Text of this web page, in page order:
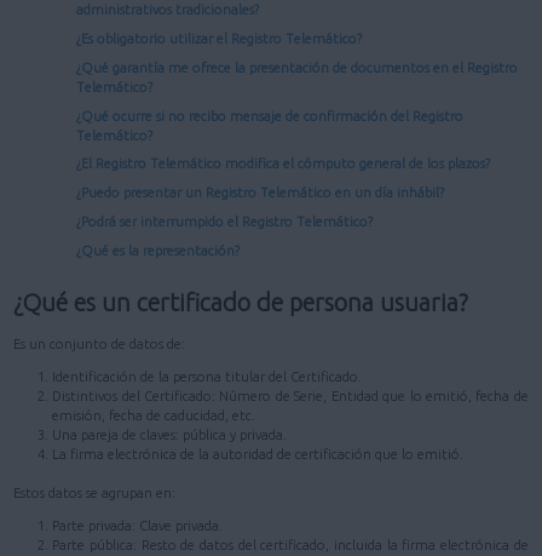
administrativos tradicionales?
¿Es obligatorio utilizar el Registro Telemático?
¿Qué garantía me ofrece la presentación de documentos en el Registro
Telemático?
¿Qué ocurre si no recibo mensaje de confirmación del Registro
Telemático?
¿El Registro Telemático modifica el cómputo general de los plazos?
¿Puedo presentar un Registro Telemático en un día inhábil?
¿Podrá ser interrumpido el Registro Telemático?
¿Qué es la representación?
¿Qué es un certificado de persona usuaria?
Es un conjunto de datos de:
Identificación de la persona titular del Certificado.
Distintivos del Certificado: Número de Serie, Entidad que lo emitió, fecha de
emisión, fecha de caducidad, etc.
Una pareja de claves: pública y privada.
La firma electrónica de la autoridad de certificación que lo emitió.
Estos datos se agrupan en:
Parte privada: Clave privada.
Parte pública: Resto de datos del certificado, incluida la firma electrónica de